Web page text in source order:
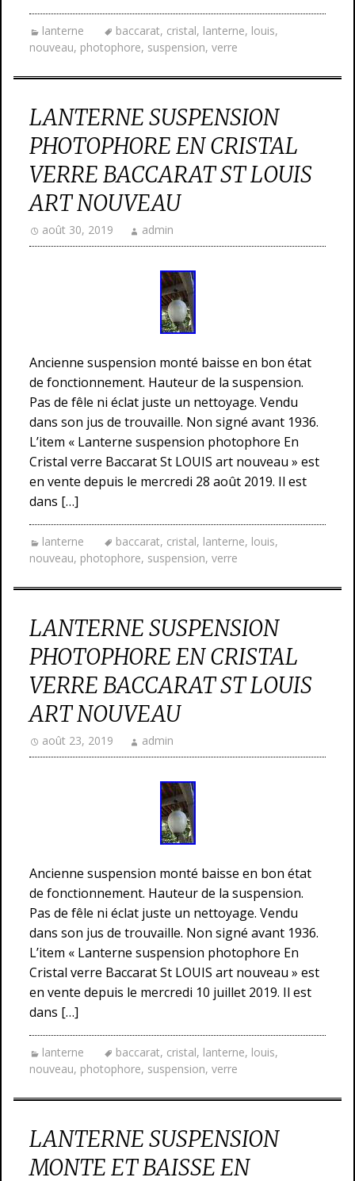
lanterne baccarat, cristal, lanterne, louis,
nouveau, photophore, suspension, verre
LANTERNE SUSPENSION
PHOTOPHORE EN CRISTAL
VERRE BACCARAT ST LOUIS
ART NOUVEAU
août 30, 2019 admin
Ancienne suspension monté baisse en bon état
de fonctionnement. Hauteur de la suspension.
Pas de fêle ni éclat juste un nettoyage. Vendu
dans son jus de trouvaille. Non signé avant 1936.
L’item « Lanterne suspension photophore En
Cristal verre Baccarat St LOUIS art nouveau » est
en vente depuis le mercredi 28 août 2019. Il est
dans […]
lanterne baccarat, cristal, lanterne, louis,
nouveau, photophore, suspension, verre
LANTERNE SUSPENSION
PHOTOPHORE EN CRISTAL
VERRE BACCARAT ST LOUIS
ART NOUVEAU
août 23, 2019 admin
Ancienne suspension monté baisse en bon état
de fonctionnement. Hauteur de la suspension.
Pas de fêle ni éclat juste un nettoyage. Vendu
dans son jus de trouvaille. Non signé avant 1936.
L’item « Lanterne suspension photophore En
Cristal verre Baccarat St LOUIS art nouveau » est
en vente depuis le mercredi 10 juillet 2019. Il est
dans […]
lanterne baccarat, cristal, lanterne, louis,
nouveau, photophore, suspension, verre
LANTERNE SUSPENSION
MONTE ET BAISSE EN